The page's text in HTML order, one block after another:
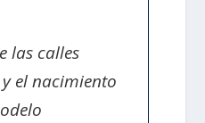
las calles
el nacimiento